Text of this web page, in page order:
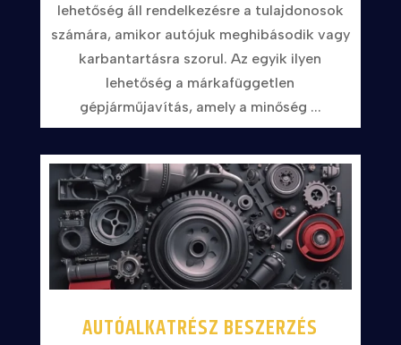
lehetőség áll rendelkezésre a tulajdonosok
számára, amikor autójuk meghibásodik vagy
karbantartásra szorul. Az egyik ilyen
lehetőség a márkafüggetlen
gépjárműjavítás, amely a minőség ...
AUTÓALKATRÉSZ BESZERZÉS